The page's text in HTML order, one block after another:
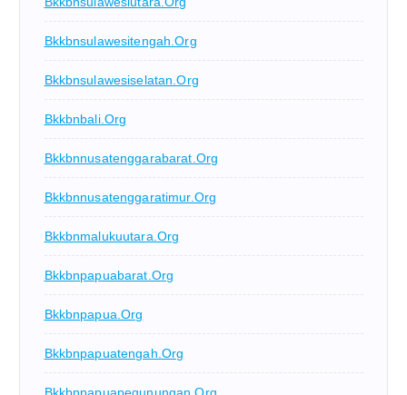
Bkkbnsulawesitengah.org
Bkkbnsulawesiselatan.org
Bkkbnbali.org
Bkkbnnusatenggarabarat.org
Bkkbnnusatenggaratimur.org
Bkkbnmalukuutara.org
Bkkbnpapuabarat.org
Bkkbnpapua.org
Bkkbnpapuatengah.org